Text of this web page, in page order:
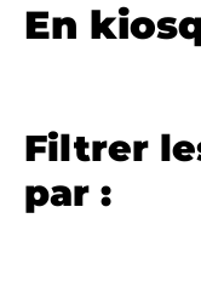
En
Filtrer
par :